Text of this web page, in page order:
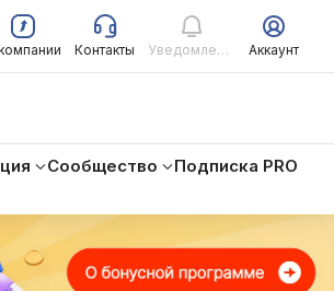
Контакты Уведомления Аккаунт
Сообщество
Подписка PRO